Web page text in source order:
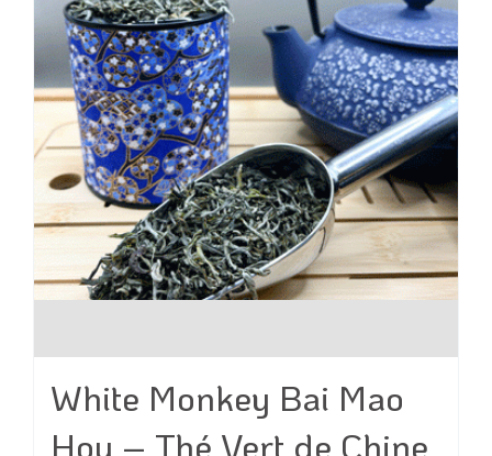
choisies
sur
la
page
du
produit
White Monkey Bai Mao
Hou – Thé Vert de Chine